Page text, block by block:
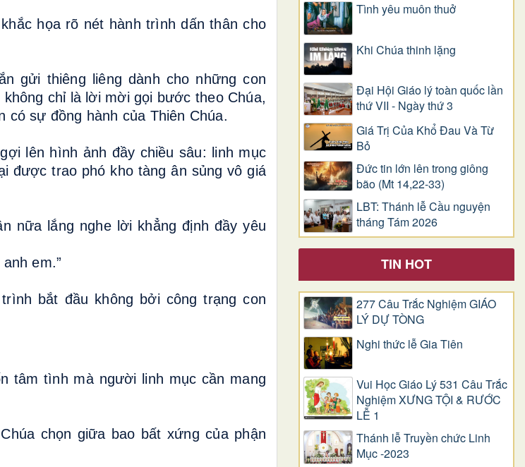
họa rõ nét hành trình dấn thân cho
gửi thiêng liêng dành cho những con
chỉ là lời mời gọi bước theo Chúa,
có sự đồng hành của Thiên Chúa.
lên hình ảnh đầy chiều sâu: linh mục
được trao phó kho tàng ân sủng vô giá
nữa lắng nghe lời khẳng định đầy yêu
em.”
bắt đầu không bởi công trạng con
tâm tình mà người linh mục cần mang
chọn giữa bao bất xứng của phận
Tình yêu muôn thuở
Khi Chúa thinh lặng
Đại Hội Giáo lý toàn quốc lần
thứ VII - Ngày thứ 3
Giá Trị Của Khổ Ðau Và Từ
Bỏ
Đức tin lớn lên trong giông
bão (Mt 14,22-33)
LBT: Thánh lễ Cầu nguyện
tháng Tám 2026
TIN HOT
277 Câu Trắc Nghiệm GIÁO
LÝ DỰ TÒNG
Nghi thức lễ Gia Tiên
Vui Học Giáo Lý 531 Câu Trắc
Nghiệm XƯNG TỘI & RƯỚC
LỄ 1
Thánh lễ Truyền chức Linh
Mục -2023